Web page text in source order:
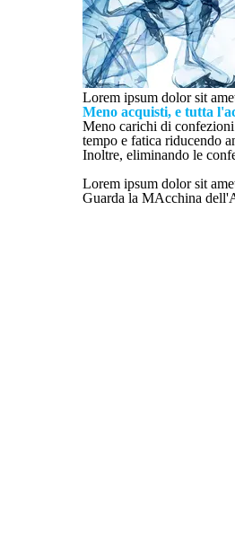
Lorem ipsum dolor sit
Meno acquisti, e tutta
Meno carichi di
tempo e fatica riducendo
Inoltre, eliminando le
Lorem ipsum dolor sit
Guarda la MAcchina